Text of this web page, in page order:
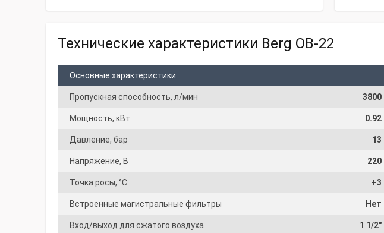
Технические характеристики Berg OB-22
Основные характеристики
Пропускная способность, л/мин 3800
Мощность, кВт 0.92
Давление, бар 13
Напряжение, В 220
Точка росы, °C +3
Встроенные магистральные фильтры Нет
Вход/выход для сжатого воздуха 1 1/2"